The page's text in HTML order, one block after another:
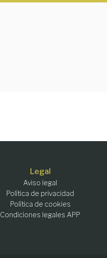
Legal
Aviso legal
Política de privacidad
Política de cookies
Condiciones legales APP